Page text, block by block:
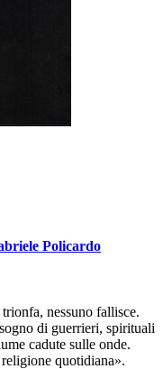
Policardo
nessuno fallisce.
di guerrieri, spirituali
cadute sulle onde.
quotidiana».